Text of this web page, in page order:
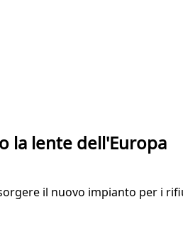
la lente dell'Europa
il nuovo impianto per i